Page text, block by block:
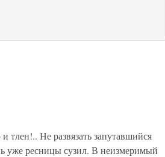
Не развязать запутавшийся
уже ресницы сузил. В неизмеримый